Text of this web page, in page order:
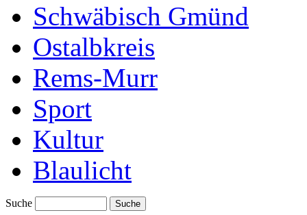
Schwäbisch Gmünd
Ostalbkreis
Rems-Murr
Sport
Kultur
Blaulicht
Suche Suche